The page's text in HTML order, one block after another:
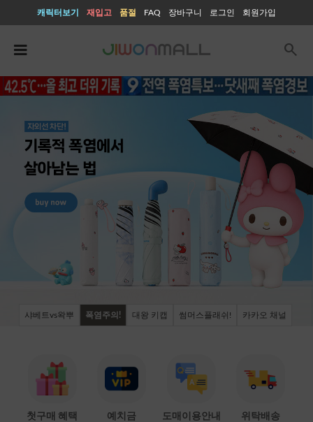
캐릭터보기 재입고 품절 FAQ 장바구니 로그인 회원가입
search
샤베트vs왁뿌 폭염주의! 대왕 키캡 썸머스플래쉬! 카카오 채널
첫구매 혜택 예치금 도매이용안내 위탁배송